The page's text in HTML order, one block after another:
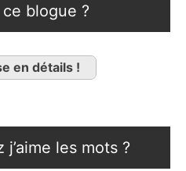
blogue ?
en détails !
les mots ?